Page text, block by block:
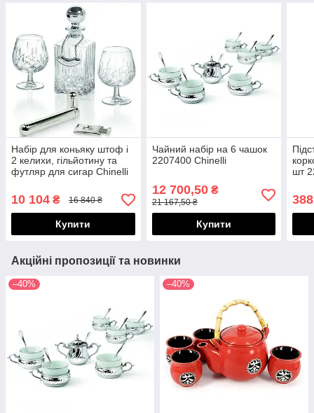
Набір для коньяку штоф і
2 келихи, гільйотину та
футляр для сигар Chinelli
10 104 ₴ 16 840 ₴
Купити
Чайний набір на 6 чашок
2207400 Chinelli
12 700,50₴
21 167,50 ₴
Купити
шт
Акційні пропозиції та новинки
–40% –40%